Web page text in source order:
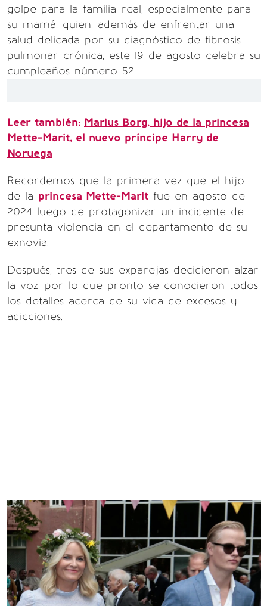
golpe para la familia real, especialmente para
su mamá, quien, además de enfrentar una
salud delicada por su diagnóstico de fibrosis
pulmonar crónica, este 19 de agosto celebra su
cumpleaños número 52.
Leer también: Marius Borg, hijo de la princesa
Mette-Marit, el nuevo príncipe Harry de
Noruega
Recordemos que la primera vez que el hijo
de la princesa Mette-Marit fue en agosto de
2024 luego de protagonizar un incidente de
presunta violencia en el departamento de su
exnovia.
Después, tres de sus exparejas decidieron alzar
la voz, por lo que pronto se conocieron todos
los detalles acerca de su vida de excesos y
adicciones.